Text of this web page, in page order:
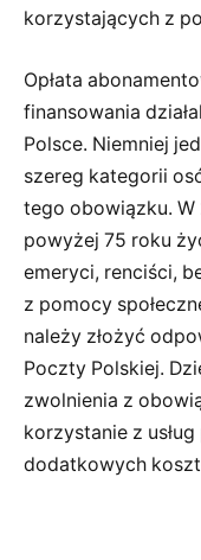
korzystających z
Opłata
finansowania
Polsce. Niemniej
szereg kategorii
tego obowiązku.
powyżej 75 roku
emeryci, renciści,
z pomocy
należy złożyć
Poczty Polskiej.
zwolnienia z
korzystanie z
dodatkowych